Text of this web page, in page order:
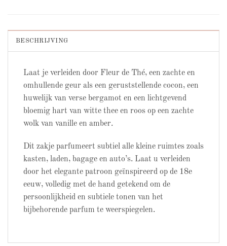
BESCHRIJVING
Laat je verleiden door Fleur de Thé, een zachte en
omhullende geur als een geruststellende cocon, een
huwelijk van verse bergamot en een lichtgevend
bloemig hart van witte thee en roos op een zachte
wolk van vanille en amber.
Dit zakje parfumeert subtiel alle kleine ruimtes zoals
kasten, laden, bagage en auto’s. Laat u verleiden
door het elegante patroon geïnspireerd op de 18e
eeuw, volledig met de hand getekend om de
persoonlijkheid en subtiele tonen van het
bijbehorende parfum te weerspiegelen.